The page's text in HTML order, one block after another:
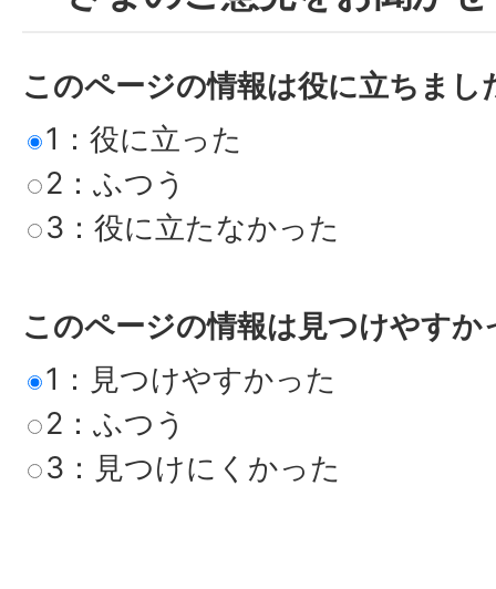
このページの情報は役に立ちまし
1：役に立った
2：ふつう
3：役に立たなかった
このページの情報は見つけやすか
1：見つけやすかった
2：ふつう
3：見つけにくかった